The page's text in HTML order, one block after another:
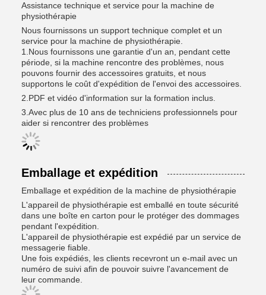
Assistance technique et service pour la machine de
physiothérapie
Nous fournissons un support technique complet et un
service pour la machine de physiothérapie.
1.Nous fournissons une garantie d'un an, pendant cette
période, si la machine rencontre des problèmes, nous
pouvons fournir des accessoires gratuits, et nous
supportons le coût d'expédition de l'envoi des accessoires.
2.PDF et vidéo d'information sur la formation inclus.
3.Avec plus de 10 ans de techniciens professionnels pour
aider si rencontrer des problèmes
Emballage et expédition
Emballage et expédition de la machine de physiothérapie
L'appareil de physiothérapie est emballé en toute sécurité
dans une boîte en carton pour le protéger des dommages
pendant l'expédition.
L'appareil de physiothérapie est expédié par un service de
messagerie fiable.
Une fois expédiés, les clients recevront un e-mail avec un
numéro de suivi afin de pouvoir suivre l'avancement de
leur commande.